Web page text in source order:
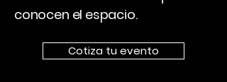
conocen el espacio.
Cotiza tu evento